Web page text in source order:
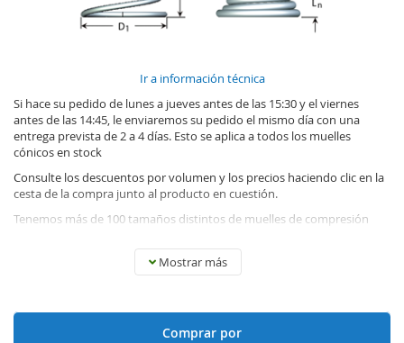
Ir a información técnica
Si hace su pedido de lunes a jueves antes de las 15:30 y el viernes
antes de las 14:45, le enviaremos su pedido el mismo día con una
entrega prevista de 2 a 4 días. Esto se aplica a todos los muelles
cónicos en stock
Consulte los descuentos por volumen y los precios haciendo clic en la
cesta de la compra junto al producto en cuestión.
Tenemos más de 100 tamaños distintos de muelles de compresión
rápidamente el muelle de compresión cónico que necesita.
¿Qué es un muelle de compresión cónico?
El diseño de los muelles de compresión cónicos proporciona una
Mostrar más
Comprar por